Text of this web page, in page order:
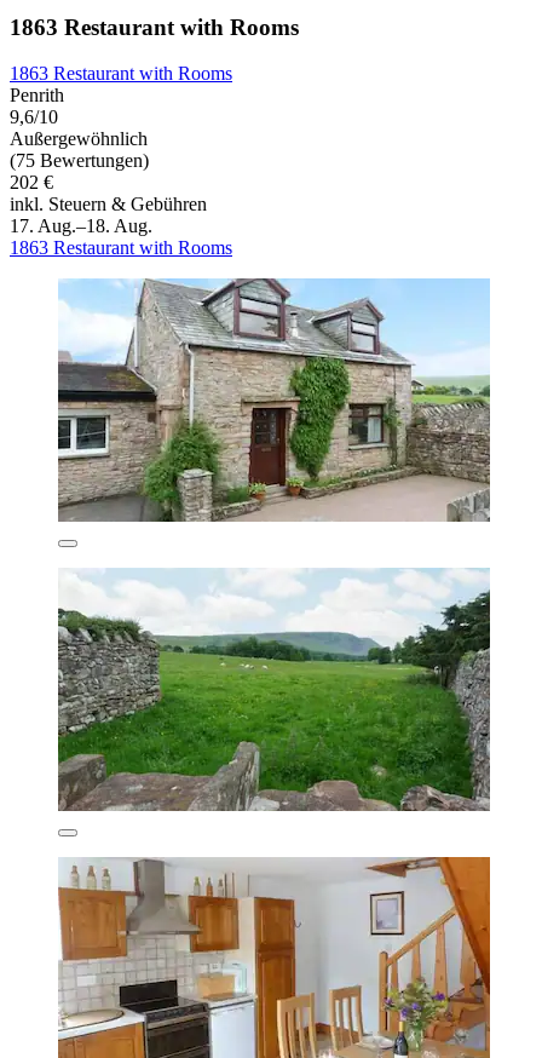
1863 Restaurant with Rooms
1863 Restaurant with Rooms
Penrith
9,6/10
Außergewöhnlich
(75 Bewertungen)
202 €
inkl. Steuern & Gebühren
17. Aug.–18. Aug.
1863 Restaurant with Rooms